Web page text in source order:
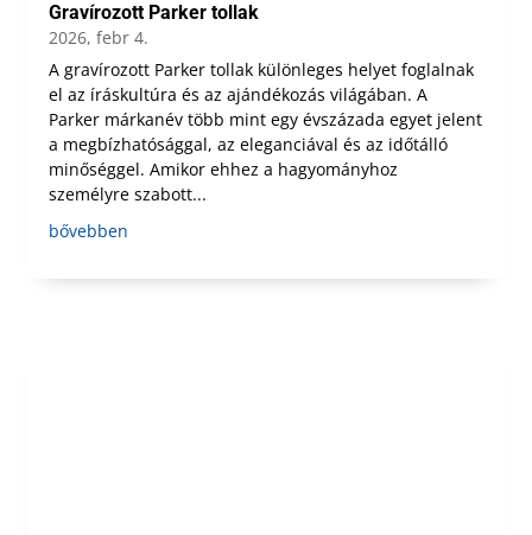
Gravírozott Parker tollak
2026, febr 4.
A gravírozott Parker tollak különleges helyet foglalnak
el az íráskultúra és az ajándékozás világában. A
Parker márkanév több mint egy évszázada egyet jelent
a megbízhatósággal, az eleganciával és az időtálló
minőséggel. Amikor ehhez a hagyományhoz
személyre szabott...
bővebben